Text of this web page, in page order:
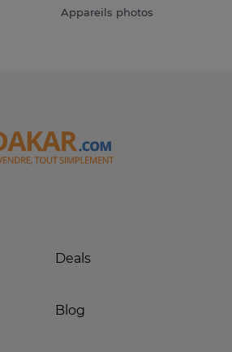
Appareils photos
Deals
Blog